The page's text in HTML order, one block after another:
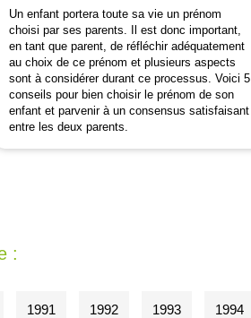
Un enfant portera toute sa vie un prénom
choisi par ses parents. Il est donc important,
en tant que parent, de réfléchir adéquatement
au choix de ce prénom et plusieurs aspects
sont à considérer durant ce processus. Voici 5
conseils pour bien choisir le prénom de son
enfant et parvenir à un consensus satisfaisant
entre les deux parents.
:
1991 1992 1993 1994